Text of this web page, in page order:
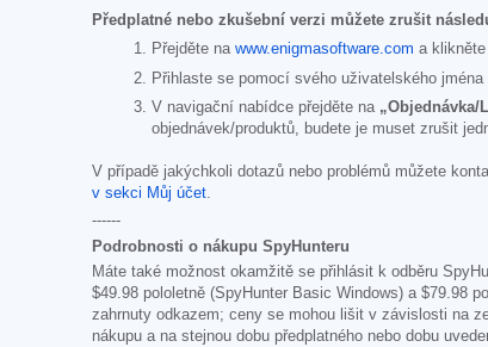
Předplatné nebo zkušební verzi můžete zrušit
Přejděte na www.enigmasoftware.com a
Přihlaste se pomocí svého uživatelského jména
V navigační nabídce přejděte na „Objednávka/
objednávek/produktů, budete je muset zrušit
V případě jakýchkoli dotazů nebo problémů můžete
v sekci Můj účet
------
Podrobnosti o nákupu SpyHunteru
Máte také možnost okamžitě se přihlásit k odběru
$49.98 pololetně (SpyHunter Basic Windows) a $79.98
zahrnuty odkazem; ceny se mohou lišit v závislosti na
nákupu a na stejnou dobu předplatného nebo dobu